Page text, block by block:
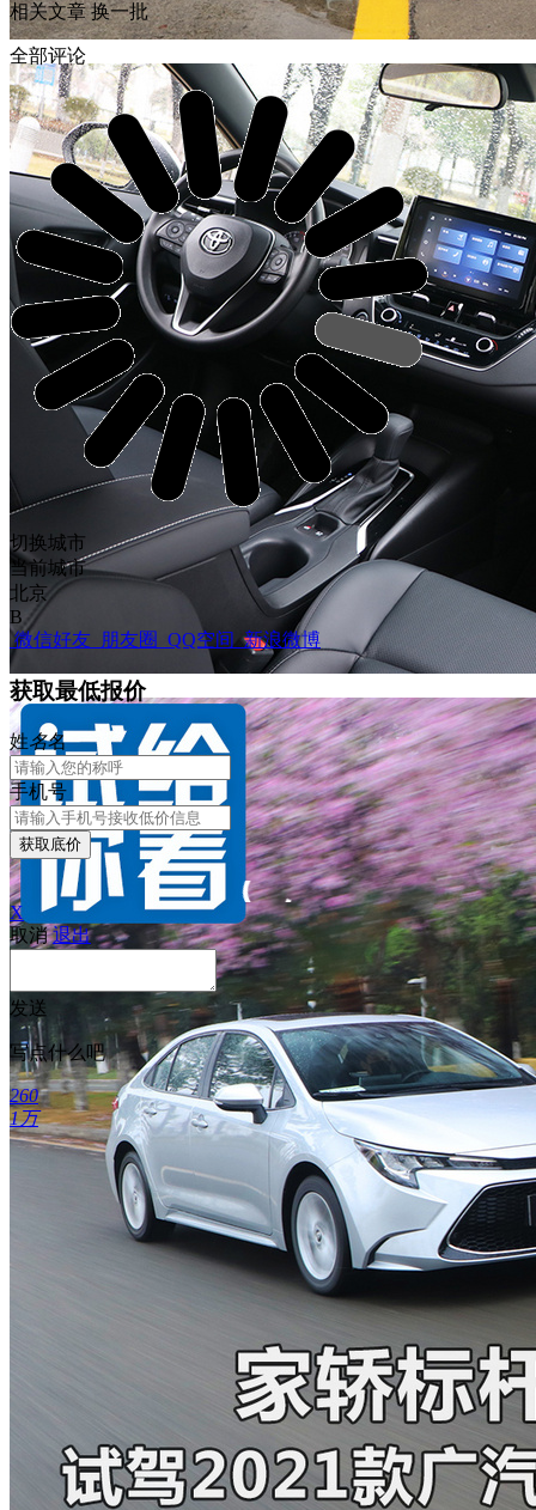
相关文章换一批
全部评论
切换城市
当前城市
北京
B
微信好友 朋友圈 QQ空间 新浪微博
获取最低报价
姓名名
手机号
获取底价
X
取消 退出
发送
写点什么吧
260
1万